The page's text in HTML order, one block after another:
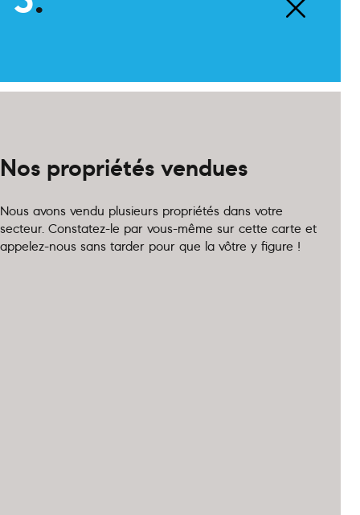
Nos propriétés vendues
Nous avons vendu plusieurs propriétés dans votre
secteur. Constatez-le par vous-même sur cette carte et
appelez-nous sans tarder pour que la vôtre y figure !